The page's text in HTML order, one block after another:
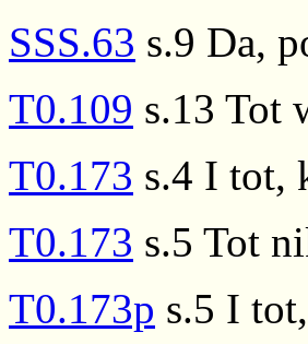
SSS.63 s.9 Da,
T0.109 s.13 Tot
T0.173 s.4 I tot,
T0.173 s.5 Tot
T0.173p s.5 I